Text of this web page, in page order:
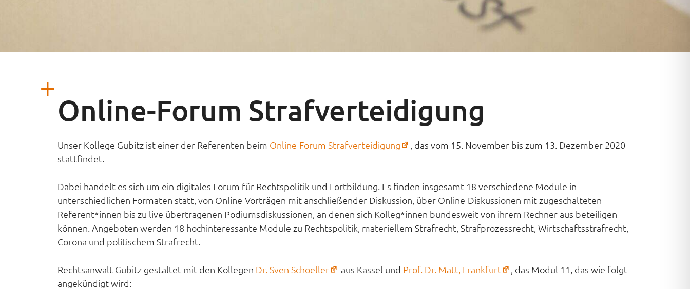
Online-Forum Strafverteidigung
Unser Kollege Gubitz ist einer der Referenten beim Online-Forum Strafverteidigung
(öffnet
Tab)
, das vom 15. November bis zum 13. Dezember 2020
stattfindet.
Dabei handelt es sich um ein digitales Forum für Rechtspolitik und Fortbildung. Es finden insgesamt 18 verschiedene Module in
unterschiedlichen Formaten statt, von Online-Vorträgen mit anschließender Diskussion, über Online-Diskussionen mit zugeschalteten
Referent*innen bis zu live übertragenen Podiumsdiskussionen, an denen sich Kolleg*innen bundesweit von ihrem Rechner aus beteiligen
können. Angeboten werden 18 hochinteressante Module zu Rechtspolitik, materiellem Strafrecht, Strafprozessrecht, Wirtschaftsstrafrecht,
Corona und politischem Strafrecht.
Rechtsanwalt Gubitz gestaltet mit den Kollegen Dr. Sven Schoeller
(öffnet
aus Kassel und Prof. Dr. Matt, Frankfurt
(öffnet
, das Modul 11, das wie folgt
angekündigt wird: